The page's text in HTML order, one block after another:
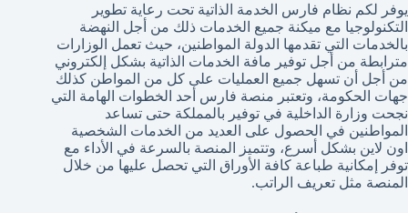
يوفر لكم نظام فارس الخدمة الذاتية تحت رعاية تطوير
التكنولوجيا مع ميكنة جميع الخدمات ذلك من أجل النهضة
بالخدمات التي تقدمها الدولة المواطنين، حيث تعمل الوزارات
مترابطة من أجل توفير مافة الخدمات الذاتية بشكل إلكتروني
من أجل أن تسهل جميع العمليات على كل من المواطن كذلك
جهات الحكومة، وتعتبر منصة فارس أحد الخطوات الهامة التي
نجحت وزارة الداخلية في توفير بالمملكة حتى تساعد
المواطنين في الحصول على العديد من الخدمات الشخصية
اون لاين بشكل أسرع، وتتميز المنصة بالسرعة في الأداء مع
توفر إمكانية طباعة كافة الأوراق التي تحصل عليها من خلال
المنصة مثل تعريف الراتب.